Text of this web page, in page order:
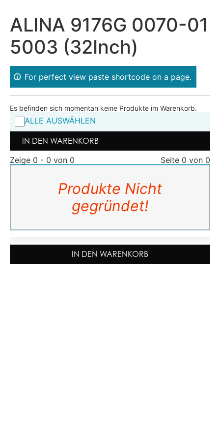
ALINA 9176G 0070-01
5003 (32Inch)
For perfect view paste shortcode on a page.
Es befinden sich momentan keine Produkte im Warenkorb.
ALLE AUSWÄHLEN
IN DEN WARENKORB
Zeige 0 - 0 von 0
Seite 0 von 0
Produkte Nicht
gegründet!
IN DEN WARENKORB